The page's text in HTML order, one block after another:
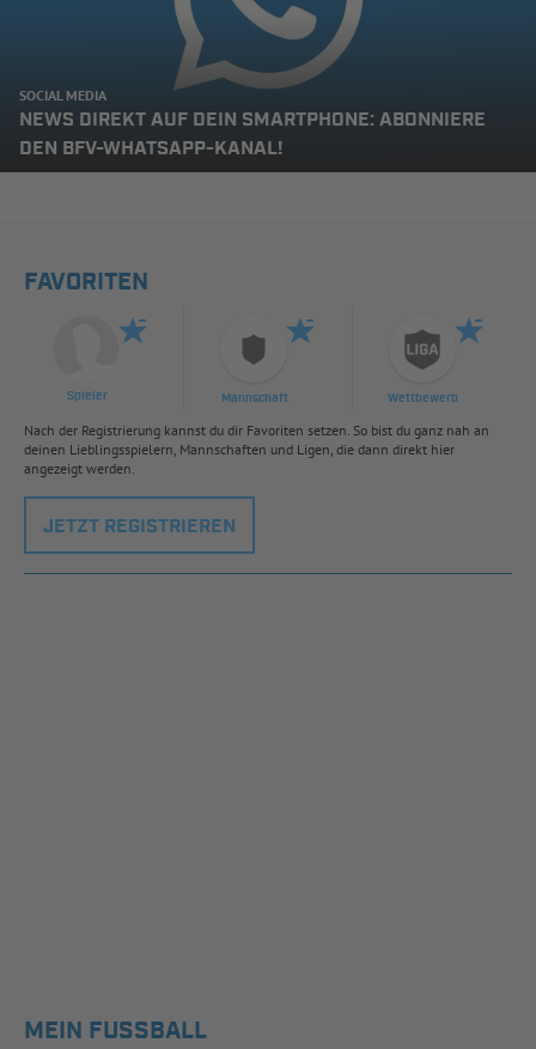
SOCIAL MEDIA
NEWS DIREKT AUF DEIN SMARTPHONE: ABONNIERE
DEN BFV-WHATSAPP-KANAL!
FAVORITEN
Spieler Mannschaft Wettbewerb
Nach der Registrierung kannst du dir Favoriten setzen. So bist du ganz nah an
deinen Lieblingsspielern, Mannschaften und Ligen, die dann direkt hier
angezeigt werden.
JETZT REGISTRIEREN
MEIN FUSSBALL